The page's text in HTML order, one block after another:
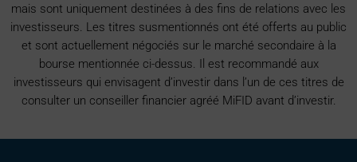
mais sont uniquement destinées à des fins de relations avec les
investisseurs. Les titres susmentionnés ont été offerts au public
et sont actuellement négociés sur le marché secondaire à la
bourse mentionnée ci-dessus. Il est recommandé aux
investisseurs qui envisagent d’investir dans l’un de ces titres de
consulter un conseiller financier agréé MiFID avant d’investir.